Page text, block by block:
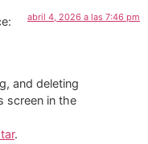
abril 4, 2026 a las 7:46 pm
and deleting
screen in the
.